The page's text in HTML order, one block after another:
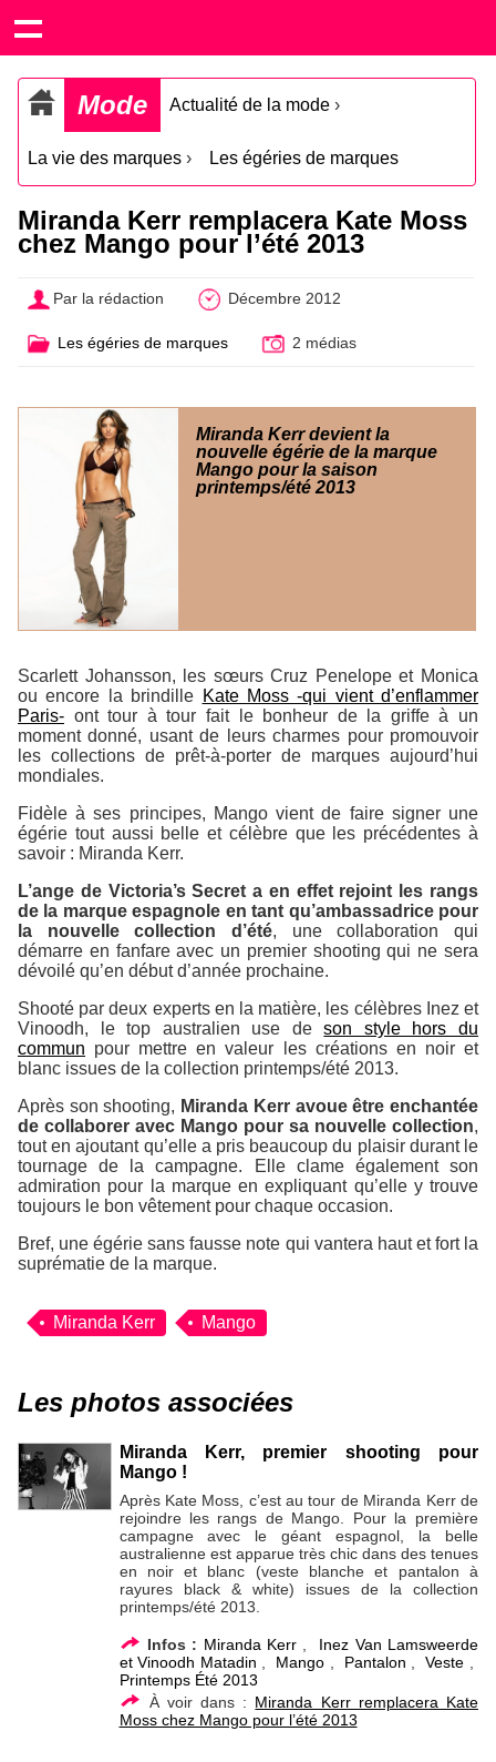
Mode Actualité de la mode ›
La vie des marques › Les égéries de marques
Miranda Kerr remplacera Kate Moss
chez Mango pour l’été 2013
Par la rédaction Décembre 2012
Les égéries de marques 2 médias
Miranda Kerr devient la
nouvelle égérie de la marque
Mango pour la saison
printemps/été 2013
Scarlett Johansson, les sœurs Cruz Penelope et Monica
ou encore la brindille Kate Moss -qui vient d’enflammer
Paris- ont tour à tour fait le bonheur de la griffe à un
moment donné, usant de leurs charmes pour promouvoir
les collections de prêt-à-porter de marques aujourd’hui
mondiales.
Fidèle à ses principes, Mango vient de faire signer une
égérie tout aussi belle et célèbre que les précédentes à
savoir : Miranda Kerr.
L’ange de Victoria’s Secret a en effet rejoint les rangs
de la marque espagnole en tant qu’ambassadrice pour
la nouvelle collection d’été, une collaboration qui
démarre en fanfare avec un premier shooting qui ne sera
dévoilé qu’en début d’année prochaine.
Shooté par deux experts en la matière, les célèbres Inez et
Vinoodh, le top australien use deson style hors du
commun pour mettre en valeur les créations en noir et
blanc issues de la collection printemps/été 2013.
Après son shooting, Miranda Kerr avoue être enchantée
de collaborer avec Mango pour sa nouvelle collection,
tout en ajoutant qu’elle a pris beaucoup du plaisir durant le
tournage de la campagne. Elle clame également son
admiration pour la marque en expliquant qu’elle y trouve
toujours le bon vêtement pour chaque occasion.
Bref, une égérie sans fausse note qui vantera haut et fort la
suprématie de la marque.
Miranda Kerr Mango
Les photos associées
Miranda Kerr, premier shooting pour
Mango !
Après Kate Moss, c’est au tour de Miranda Kerr de
rejoindre les rangs de Mango. Pour la première
campagne avec le géant espagnol, la belle
australienne est apparue très chic dans des tenues
en noir et blanc (veste blanche et pantalon à
rayures black & white) issues de la collection
printemps/été 2013.
Infos : Miranda Kerr
Inez Van Lamsweerde
et Vinoodh Matadin
Mango Pantalon ,Veste
Printemps Été 2013
À voir dans : Miranda Kerr remplacera Kate
Moss chez Mango pour l’été 2013